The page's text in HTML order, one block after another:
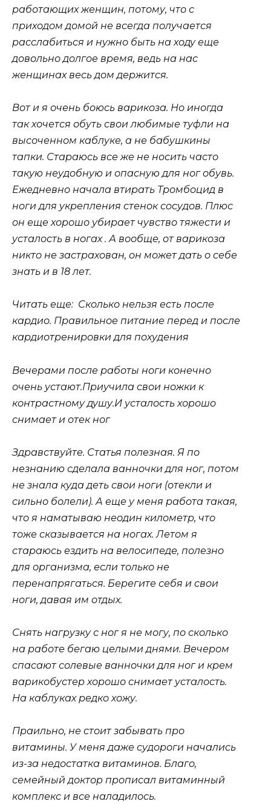
работающих женщин, потому, что с
приходом домой не всегда получается
расслабиться и нужно быть на ходу еще
довольно долгое время, ведь на нас
женщинах весь дом держится.
Вот и я очень боюсь варикоза. Но иногда
так хочется обуть свои любимые туфли на
высоченном каблуке, а не бабушкины
тапки. Стараюсь все же не носить часто
такую неудобную и опасную для ног обувь.
Ежедневно начала втирать Тромбоцид в
ноги для укрепления стенок сосудов. Плюс
он еще хорошо убирает чувство тяжести и
усталость в ногах . А вообще, от варикоза
никто не застрахован, он может дать о себе
знать и в 18 лет.
Читать еще: Сколько нельзя есть после
кардио. Правильное питание перед и после
кардиотренировки для похудения
Вечерами после работы ноги конечно
очень устают.Приучила свои ножки к
контрастному душу.И усталость хорошо
снимает и отек ног
Здравствуйте. Статья полезная. Я по
незнанию сделала ванночки для ног, потом
не знала куда деть свои ноги (отекли и
сильно болели). А еще у меня работа такая,
что я наматываю неодин километр, что
тоже сказывается на ногах. Летом я
стараюсь ездить на велосипеде, полезно
для организма, если только не
перенапрягаться. Берегите себя и свои
ноги, давая им отдых.
Снять нагрузку с ног я не могу, по сколько
на работе бегаю целыми днями. Вечером
спасают солевые ванночки для ног и крем
варикобустер хорошо снимает усталость.
На каблуках редко хожу.
Праильно, не стоит забывать про
витамины. У меня даже судороги начались
из-за недостатка витаминов. Благо,
семейный доктор прописал витаминный
комплекс и все наладилось.